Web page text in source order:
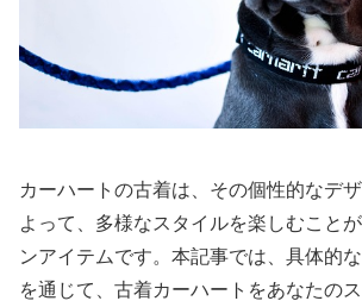
カーハートの古着は、その個性的なデ
よって、多様なスタイルを楽しむこと
ンアイテムです。本記事では、具体的
を通じて、古着カーハートをあなたの